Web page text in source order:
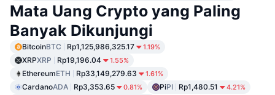
Mata Uang Crypto yang Paling
Banyak Dikunjungi
BitcoinBTC Rp1,125,986,325.17 1.19%
XRPXRP Rp19,196.04 1.55%
EthereumETH Rp33,149,279.63 1.61%
CardanoADA Rp3,353.65 0.81% PiPI Rp1,480.51 4.21%